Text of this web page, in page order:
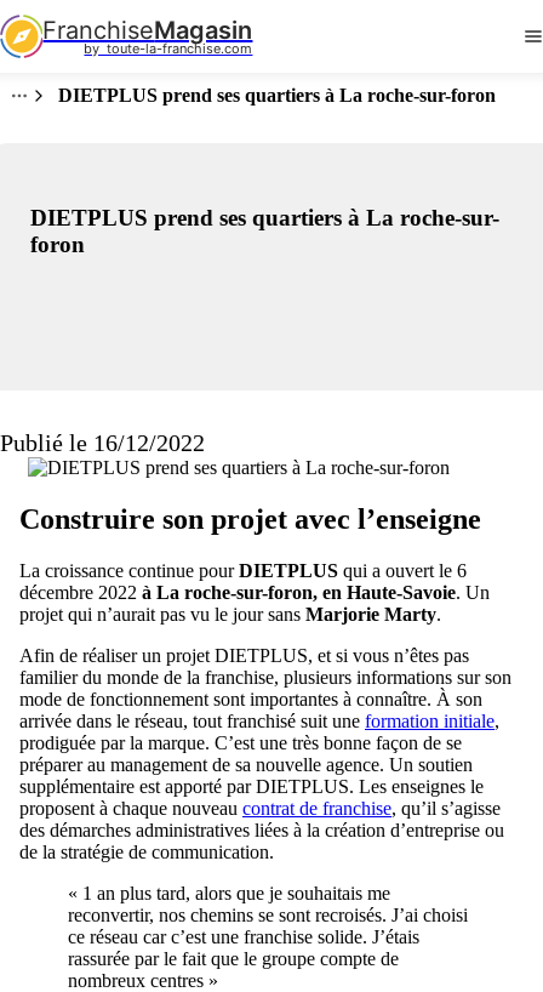
FranchiseMagasin
by  toute-la-franchise.com
DIETPLUS prend ses quartiers à La roche-sur-foron
DIETPLUS prend ses quartiers à La roche-sur-
foron
Publié le 16/12/2022
Construire son projet avec l’enseigne
La croissance continue pourDIETPLUS qui a ouvert le 6
décembre 2022 à La roche-sur-foron, en Haute-Savoie. Un
projet qui n’aurait pas vu le jour sans Marjorie Marty.
Afin de réaliser un projet DIETPLUS, et si vous n’êtes pas
familier du monde de la franchise, plusieurs informations sur son
mode de fonctionnement sont importantes à connaître. À son
arrivée dans le réseau, tout franchisé suit une formation initiale,
prodiguée par la marque. C’est une très bonne façon de se
préparer au management de sa nouvelle agence. Un soutien
supplémentaire est apporté par DIETPLUS. Les enseignes le
proposent à chaque nouveau contrat de franchise, qu’il s’agisse
des démarches administratives liées à la création d’entreprise ou
de la stratégie de communication.
« 1 an plus tard, alors que je souhaitais me
reconvertir, nos chemins se sont recroisés. J’ai choisi
ce réseau car c’est une franchise solide. J’étais
rassurée par le fait que le groupe compte de
nombreux centres »